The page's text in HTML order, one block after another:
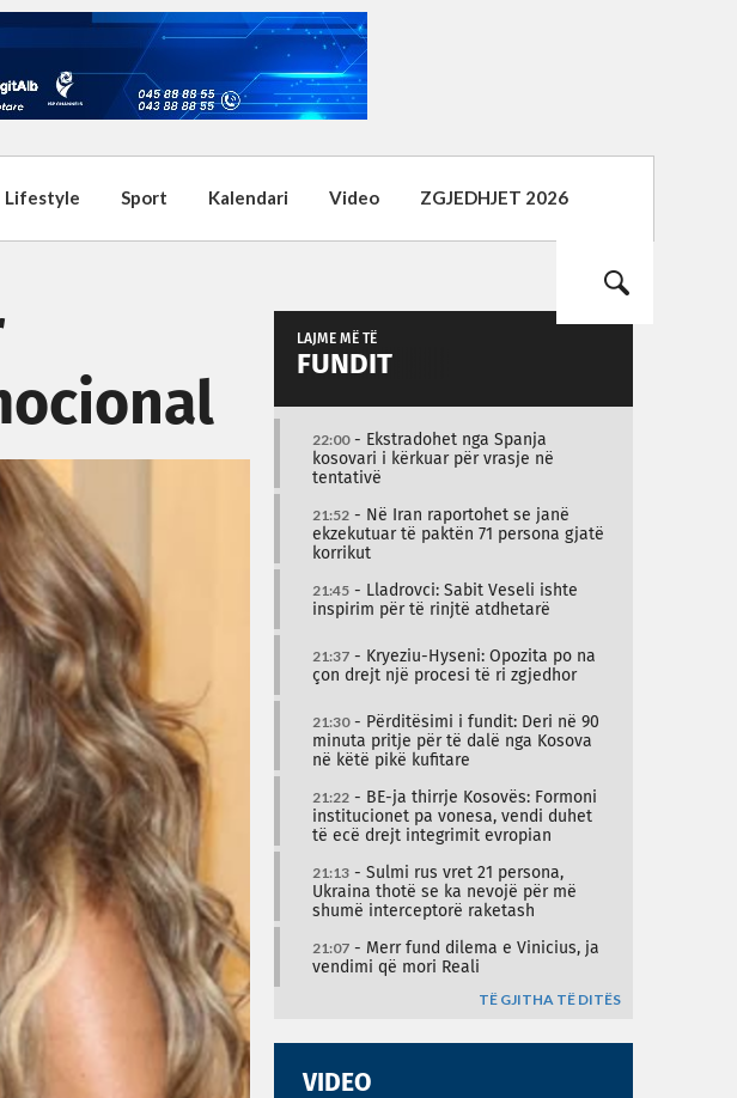
Lifestyle Sport Kalendari Video ZGJEDHJET 2026
LAJME MË TË
FUNDIT
22:00- Ekstradohet nga Spanja
kosovari i kërkuar për vrasje në
tentativë
21:52 - Në Iran raportohet se janë
ekzekutuar të paktën 71 persona gjatë
korrikut
21:45 - Lladrovci: Sabit Veseli ishte
inspirim për të rinjtë atdhetarë
21:37 - Kryeziu-Hyseni: Opozita po na
çon drejt një procesi të ri zgjedhor
21:30- Përditësimi i fundit: Deri në 90
minuta pritje për të dalë nga Kosova
në këtë pikë kufitare
21:22 - BE-ja thirrje Kosovës: Formoni
institucionet pa vonesa, vendi duhet
të ecë drejt integrimit evropian
21:13 - Sulmi rus vret 21 persona,
Ukraina thotë se ka nevojë për më
shumë interceptorë raketash
21:07 - Merr fund dilema e Vinicius, ja
vendimi që mori Reali
TË GJITHA TË DITËS
VIDEO